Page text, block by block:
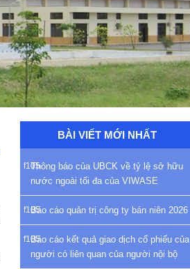
BÀI VIẾT MỚI NHẤT
Thông báo của UBCK về tỷ lệ sở hữu
nước ngoài tối đa của VIWASE
Báo cáo quản trị công ty bán niên 2026
Báo cáo kết quả giao dịch cổ phiếu của
người có liên quan của người nội bộ